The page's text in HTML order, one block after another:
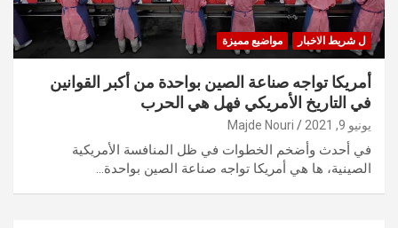
ل شريط الاخبار مواضيع مميزة
أمريكا تواجه صناعة الصين بواحدة من أكبر القوانين
في التاريخ الأمريكي فهل هي الحرب
يونيو 9, 2021 Majde Nouri
في أحدث وأضخم الخطوات في ظل المنافسة الأمريكية
الصينية، ها هي أمريكا تواجه صناعة الصين بواحدة…